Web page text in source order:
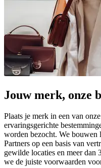
Jouw merk, onze
Plaats je merk in een van
ervaringsgerichte
worden bezocht. We bouwen
Partners op een basis van
gewilde locaties en meer dan
we de juiste voorwaarden